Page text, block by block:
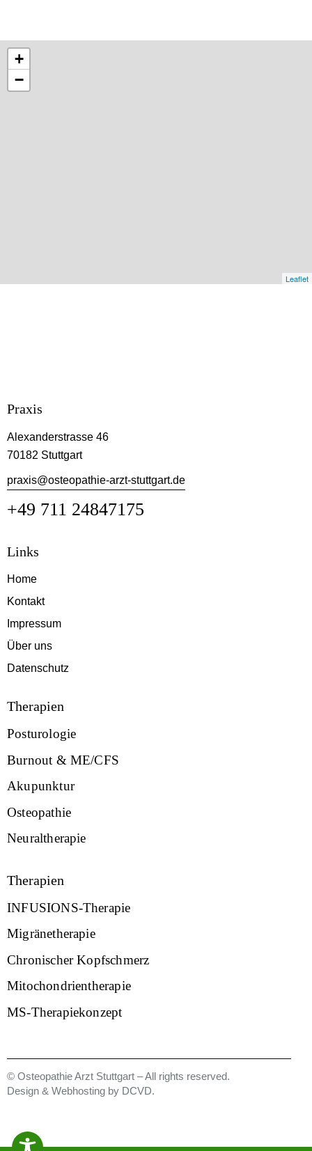
+
−
Leaflet
Praxis
Alexanderstrasse 46
70182 Stuttgart
praxis@osteopathie-arzt-stuttgart.de
+49 711 24847175
Links
Home
Kontakt
Impressum
Über uns
Datenschutz
Therapien
Posturologie
Burnout & ME/CFS
Akupunktur
Osteopathie
Neuraltherapie
Therapien
INFUSIONS-Therapie
Migränetherapie
Chronischer Kopfschmerz
Mitochondrientherapie
MS-Therapiekonzept
© Osteopathie Arzt Stuttgart – All rights reserved.
Design & Webhosting by DCVD.